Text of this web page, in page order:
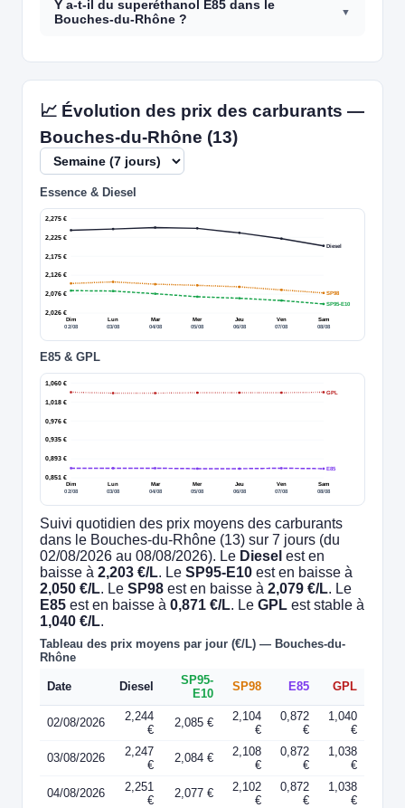
Y a-t-il du superéthanol E85 dans le
Bouches-du-Rhône ?
📈 Évolution des prix des carburants —
Bouches-du-Rhône (13)
Essence & Diesel
2,026 €
2,076 €
2,126 €
2,175 €
2,225 €
2,275 €
Dim
02/08
Lun
03/08
Mar
04/08
Mer
05/08
Jeu
06/08
Ven
07/08
Sam
08/08
Diesel
SP95-E10
SP98
E85 & GPL
0,851 €
0,893 €
0,935 €
0,976 €
1,018 €
1,060 €
Dim
02/08
Lun
03/08
Mar
04/08
Mer
05/08
Jeu
06/08
Ven
07/08
Sam
08/08
E85
GPL
Suivi quotidien des prix moyens des carburants
dans le Bouches-du-Rhône (13) sur 7 jours (du
02/08/2026 au 08/08/2026). Le Diesel est en
baisse à2,203 €/L. LeSP95-E10 est en baisse à
2,050 €/L. LeSP98 est en baisse à2,079 €/L. Le
E85 est en baisse à0,871 €/L. LeGPL est stable à
1,040 €/L.
Tableau des prix moyens par jour (€/L) — Bouches-du-
Rhône
Date Diesel
SP95-
E10
SP98 E85 GPL
02/08/2026
2,244
€
2,085 €
2,104
€
0,872
€
1,040
€
03/08/2026
2,247
€
2,084 €
2,108
€
0,872
€
1,038
€
04/08/2026
2,251
€
2,077 €
2,102
€
0,872
€
1,038
€